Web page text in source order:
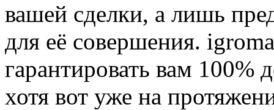
вашей сделки, а лишь
для её совершения.
гарантировать вам 100%
хотя вот уже на